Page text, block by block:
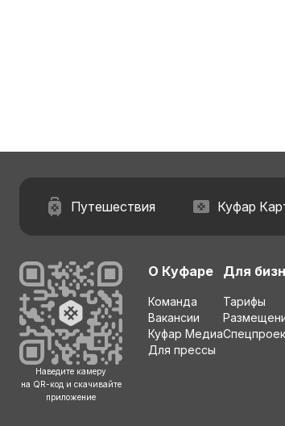
Путешествия Куфар
Наведите камеру
на QR-код и скачивайте
приложение
О Куфаре
Команда
Вакансии
Куфар Медиа
Для прессы
Для
Тарифы